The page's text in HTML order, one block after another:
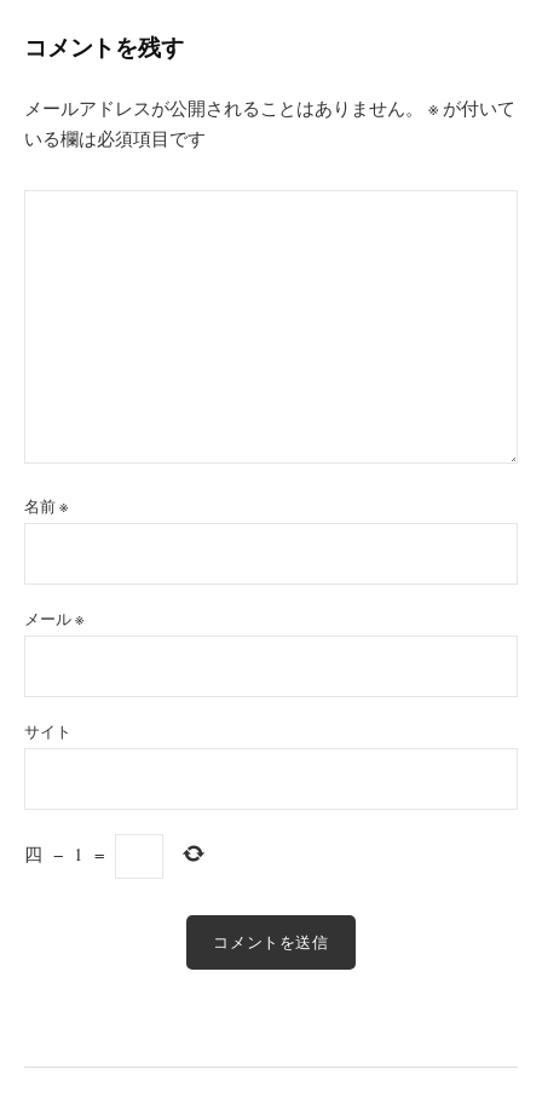
ー
ョ
ン
コメントを残す
メールアドレスが公開されることはありません。 ※ が付いて
いる欄は必須項目です
名前※
メール※
サイト
四 − 1 =